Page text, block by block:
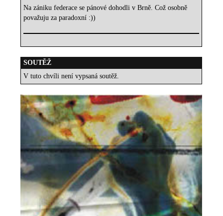
Na zániku federace se pánové dohodli v Brně. Což osobně
považuju za paradoxní :))
SOUTĚŽ
V tuto chvíli není vypsaná soutěž.